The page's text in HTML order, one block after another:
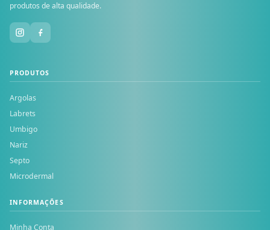
produtos de alta qualidade.
PRODUTOS
Argolas
Labrets
Umbigo
Nariz
Septo
Microdermal
INFORMAÇÕES
Minha Conta